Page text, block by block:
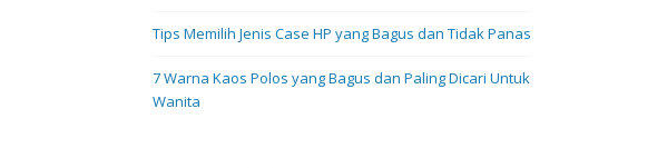
Tips Memilih Jenis Case HP yang Bagus dan Tidak Panas
7 Warna Kaos Polos yang Bagus dan Paling Dicari Untuk
Wanita